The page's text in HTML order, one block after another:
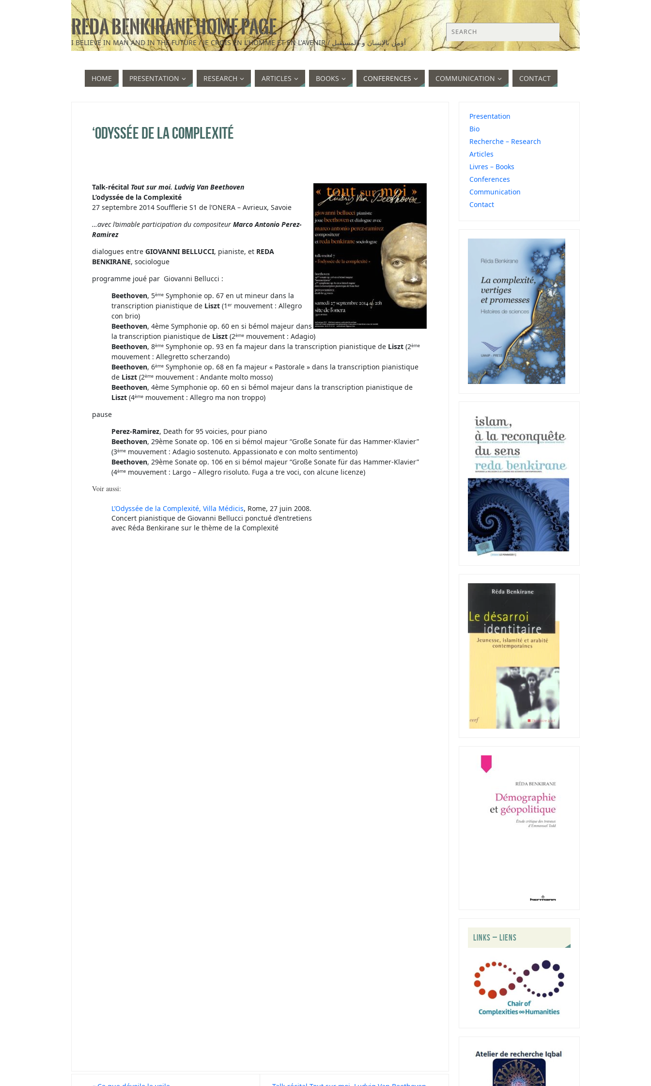
REDA BENKIRANE HOME PAGE
I BELIEVE IN MAN AND IN THE FUTURE / JE CROIS EN L'HOMME ET EN L'AVENIR / أؤمن بالإنسان و بالمستقبل
HOME PRESENTATION RESEARCH ARTICLES BOOKS CONFERENCES COMMUNICATION CONTACT
‘Odyssée de la Complexité
Talk-récital Tout sur moi. Ludvig Van Beethoven
L’odyssée de la Complexité
27 septembre 2014 Soufflerie S1 de l’ONERA – Avrieux, Savoie
…avec l’aimable participation du compositeur Marco Antonio Perez-
Ramirez
dialogues entre GIOVANNI BELLUCCI, pianiste, et REDA
BENKIRANE, sociologue
programme joué par Giovanni Bellucci :
Beethoven, 5ème Symphonie op. 67 en ut mineur dans la
transcription pianistique de Liszt (1 er mouvement : Allegro
con brio)
Beethoven, 4ème Symphonie op. 60 en si bémol majeur dans
la transcription pianistique de Liszt (2ème mouvement : Adagio)
Beethoven, 8ème Symphonie op. 93 en fa majeur dans la transcription pianistique de Liszt (2ème
mouvement : Allegretto scherzando)
Beethoven, 6ème Symphonie op. 68 en fa majeur « Pastorale » dans la transcription pianistique
de Liszt (2ème mouvement : Andante molto mosso)
Beethoven, 4ème Symphonie op. 60 en si bémol majeur dans la transcription pianistique de
Liszt (4ème mouvement : Allegro ma non troppo)
pause
Perez-Ramirez, Death for 95 voicies, pour piano
Beethoven, 29ème Sonate op. 106 en si bémol majeur “Große Sonate für das Hammer-Klavier”
(3ème mouvement : Adagio sostenuto. Appassionato e con molto sentimento)
Beethoven, 29ème Sonate op. 106 en si bémol majeur “Große Sonate für das Hammer-Klavier”
(4ème mouvement : Largo – Allegro risoluto. Fuga a tre voci, con alcune licenze)
Voir aussi:
L’Odyssée de la Complexité, Villa Médicis, Rome, 27 juin 2008.
Concert pianistique de Giovanni Bellucci ponctué d’entretiens
avec Réda Benkirane sur le thème de la Complexité
Presentation
Bio
Recherche – Research
Articles
Livres – Books
Conferences
Communication
Contact
LINKS – LIENS